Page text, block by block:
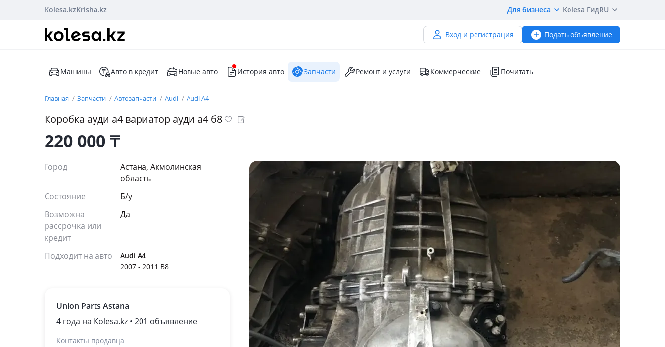
Kolesa.kzKrisha.kz Для бизнеса Kolesa ГидRU
Вход и регистрация Подать объявление
Машины Авто в кредит Новые авто История авто Запчасти Ремонт и услуги Коммерческие Почитать
Главная Запчасти Автозапчасти Audi Audi A4
Коробка ауди а4 вариатор ауди а4 б8
220 000₸
Город
Астана, Акмолинская
область
Состояние
Б/y
Возможна
рассрочка или
кредит
Да
Подходит на авто
Audi A4
2007 - 2011 B8
Union Parts Astana
4 года на Kolesa.kz • 201 объявление
Контакты продавца